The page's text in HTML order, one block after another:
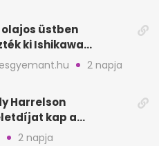
olajos üstben
ki Ishikawa
Japán Robin2 napja
Harrelson
kap a
Filmfesztiválon
2 napja